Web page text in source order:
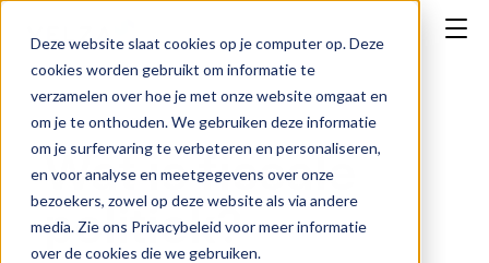
Deze website slaat cookies op je computer op. Deze
cookies worden gebruikt om informatie te
verzamelen over hoe je met onze website omgaat en
om je te onthouden. We gebruiken deze informatie
om je surfervaring te verbeteren en personaliseren,
en voor analyse en meetgegevens over onze
bezoekers, zowel op deze website als via andere
media. Zie ons Privacybeleid voor meer informatie
over de cookies die we gebruiken.
Wat is fiscale
politiek?